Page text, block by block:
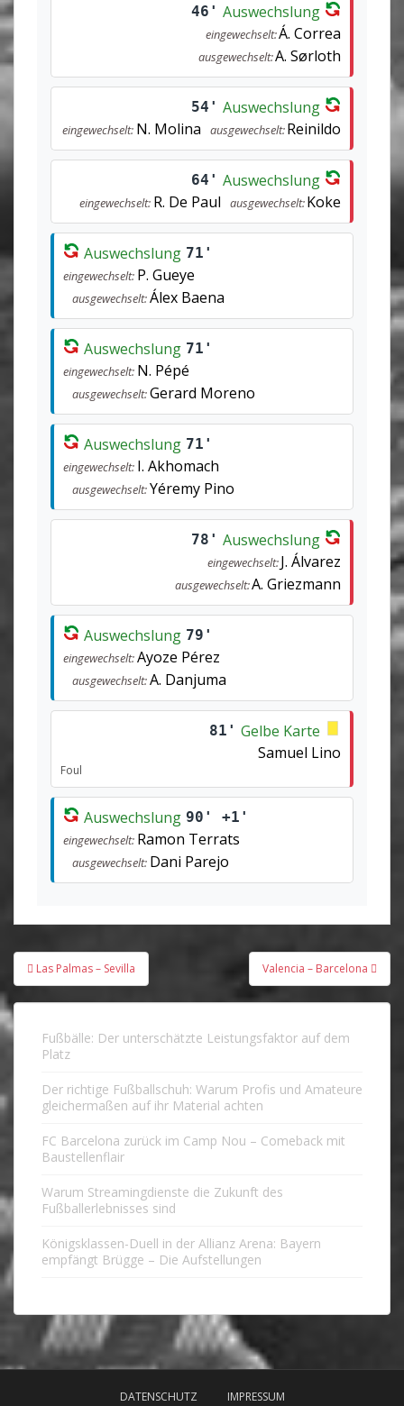
46' Auswechslung
eingewechselt:Á. Correa
ausgewechselt:A. Sørloth
54' Auswechslung
eingewechselt: N. Molina ausgewechselt:Reinildo
64' Auswechslung
eingewechselt: R. De Paul ausgewechselt:Koke
Auswechslung 71'
eingewechselt: P. Gueye
ausgewechselt:Álex Baena
Auswechslung 71'
eingewechselt: N. Pépé
ausgewechselt:Gerard Moreno
Auswechslung 71'
eingewechselt: I. Akhomach
ausgewechselt:Yéremy Pino
78' Auswechslung
eingewechselt:J. Álvarez
ausgewechselt:A. Griezmann
Auswechslung 79'
eingewechselt:Ayoze Pérez
ausgewechselt:A. Danjuma
81' Gelbe Karte
Samuel Lino
Foul
Auswechslung 90' +1'
eingewechselt: Ramon Terrats
ausgewechselt: Dani Parejo
Beitragsnavigation
Las Palmas – Sevilla Valencia – Barcelona
Fußbälle: Der unterschätzte Leistungsfaktor auf dem
Platz
Der richtige Fußballschuh: Warum Profis und Amateure
gleichermaßen auf ihr Material achten
FC Barcelona zurück im Camp Nou – Comeback mit
Baustellenflair
Warum Streamingdienste die Zukunft des
Fußballerlebnisses sind
Königsklassen-Duell in der Allianz Arena: Bayern
empfängt Brügge – Die Aufstellungen
DATENSCHUTZ IMPRESSUM